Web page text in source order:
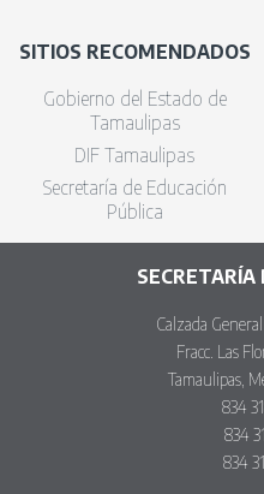
SITIOS RECOMENDADOS
Gobierno del Estado de
Tamaulipas
DIF Tamaulipas
Secretaría de Educación
Pública
SECRETARÍA
Calzada
Fracc. Las
Tamaulipas,
834
834
834